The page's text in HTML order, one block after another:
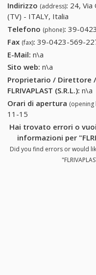
Indirizzo (address): 24, Via
(TV) - ITALY, Italia
Telefono (phone): 39-
Fax (fax): 39-0423-569-
E-Mail: n\a
Sito web: n\a
Proprietario / Direttore
FLRIVAPLAST (S.R.L.): n\a
Orari di apertura (opening
11-15
Hai trovato errori o
informazioni per
Did you find errors or would